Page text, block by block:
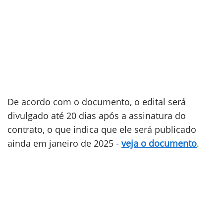
De acordo com o documento, o edital será
divulgado até 20 dias após a assinatura do
contrato, o que indica que ele será publicado
ainda em janeiro de 2025 - veja o documento.